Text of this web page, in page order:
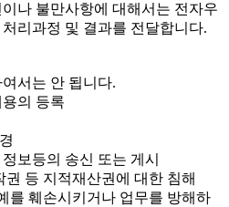
나 불만사항에 대해서는 전자우
리과정 및 결과를 전달합니다.
서는 안 됩니다.
의 등록
보등의 송신 또는 게시
등 지적재산권에 대한 침해
를 훼손시키거나 업무를 방해하